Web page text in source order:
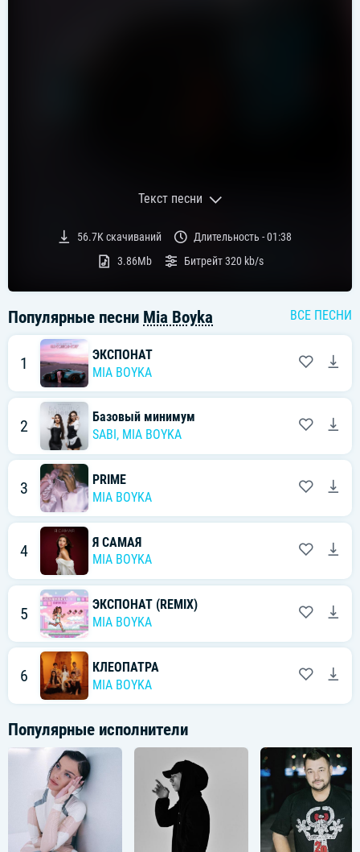
Текст песни
С первого взгляда не влюблюсь,
Если обидишь, я сделаю «кусь».
Ты хотел купить меня, но ты беден:
У тебя нет ничего, кроме денег.
У меня денег самой — дожди,
Ты меня жди‑жди‑жди.
[Припев]
Я — экспонат, ты мой фанат,
Бриллиант на тысячу карат.
Носи меня на руках —
И я растаю в них, как шоколад.
Экспонат, ты мой фанат,
На тысячу карат.
[Куплет 2]
У‑ля‑ля, что за киса? (Мяу)
56.7Kскачиваний Длительность -01:38
3.86Mb
Битрейт320 kb/s
Популярные песни Mia Boyka ВСЕ ПЕСНИ
1
ЭКСПОНАТ
MIA BOYKA
2
Базовый минимум
SABI , MIA BOYKA
3
PRIME
MIA BOYKA
4
Я САМАЯ
MIA BOYKA
5
ЭКСПОНАТ (REMIX)
MIA BOYKA
6
КЛЕОПАТРА
MIA BOYKA
Популярные исполнители